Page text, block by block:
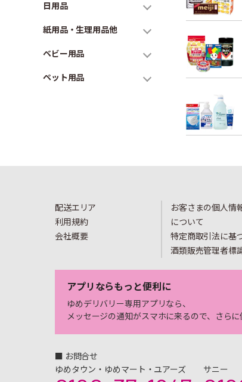
日用品
紙用品・生理用品他
ベビー用品
ペット用品
配送エリア
利用規約
会社概要
お客さまの個人情
について
特定商取引法に基
酒類販売管理者標
アプリならもっと便利に
ゆめデリバリー専用アプリなら、
メッセージの通知がスマホに来るので、さらに
■ お問合せ
ゆめタウン・ゆめマート・ユアーズ
サニー